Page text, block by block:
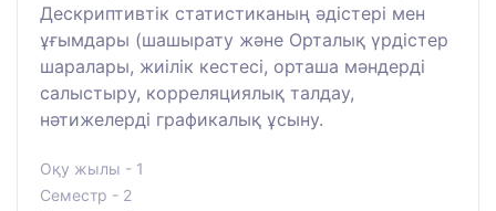
Дескриптивтік статистиканың әдістері мен
ұғымдары (шашырату және Орталық үрдістер
шаралары, жиілік кестесі, орташа мәндерді
салыстыру, корреляциялық талдау,
нәтижелерді графикалық ұсыну.
Оқу жылы - 1
Семестр - 2